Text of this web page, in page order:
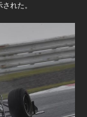
れた。